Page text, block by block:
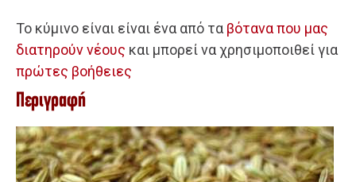
Το κύμινο είναι είναι ένα από τα βότανα που μας
διατηρούν νέους και μπορεί να χρησιμοποιθεί για
πρώτες βοήθειες
Περιγραφή